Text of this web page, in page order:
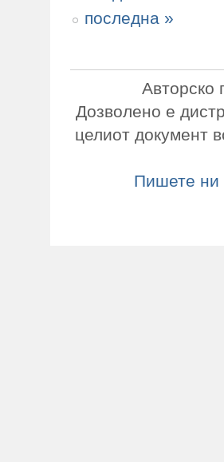
последна »
Авторско
Дозволено е
целиот документ
Пишете ни